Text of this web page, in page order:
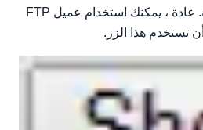
خارج طريقة النشر العادية. عادة ، يمكنك استخدام عميل FTP
تستخدم هذا الزر.